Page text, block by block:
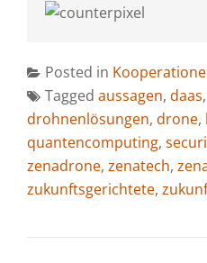
Posted in
Tagged aussagen, daas,
drohnenlösungen, drone,
quantencomputing,
zenadrone, zenatech,
zukunftsgerichtete,